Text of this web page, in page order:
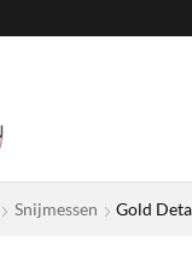
Snijmessen Gold